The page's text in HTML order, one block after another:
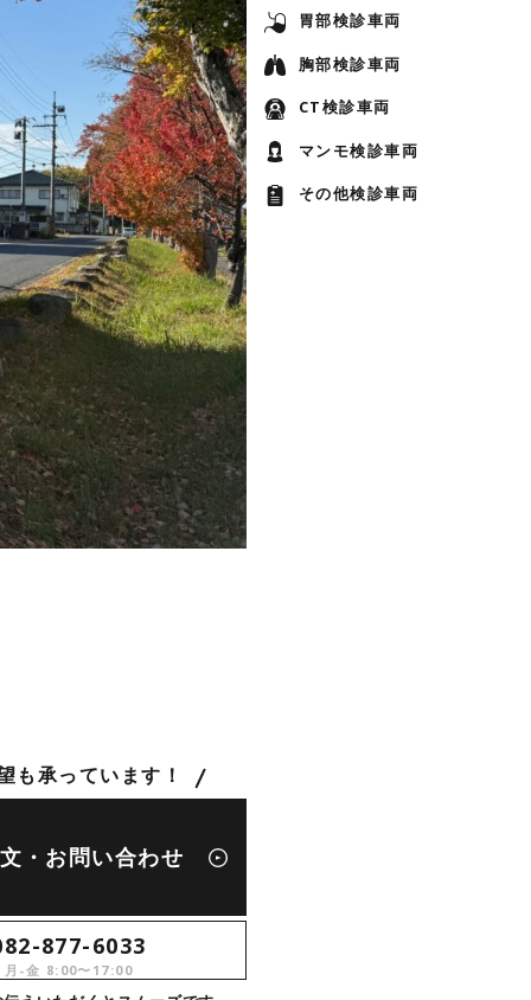
胃部検診車両
胸部検診車両
CT検診車両
マンモ検診車両
その他検診車両
も承っています！
・お問い合わせ
877-6033
月-金 8:00〜17:00